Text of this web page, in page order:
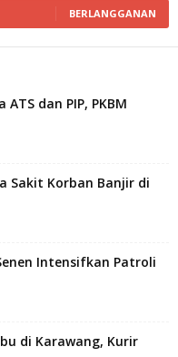
BERLANGGANAN
dan PIP, PKBM
Sakit Korban Banjir di
Intensifkan Patroli
di Karawang, Kurir